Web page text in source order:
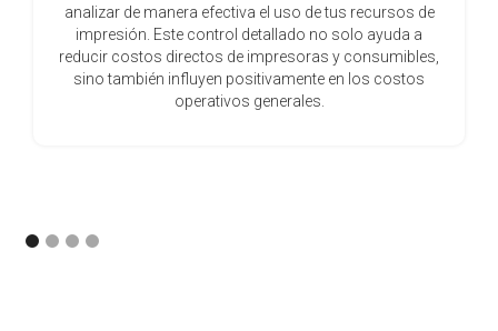
analizar de manera efectiva el uso de tus recursos de
impresión. Este control detallado no solo ayuda a
reducir costos directos de impresoras y consumibles,
sino también influyen positivamente en los costos
operativos generales.